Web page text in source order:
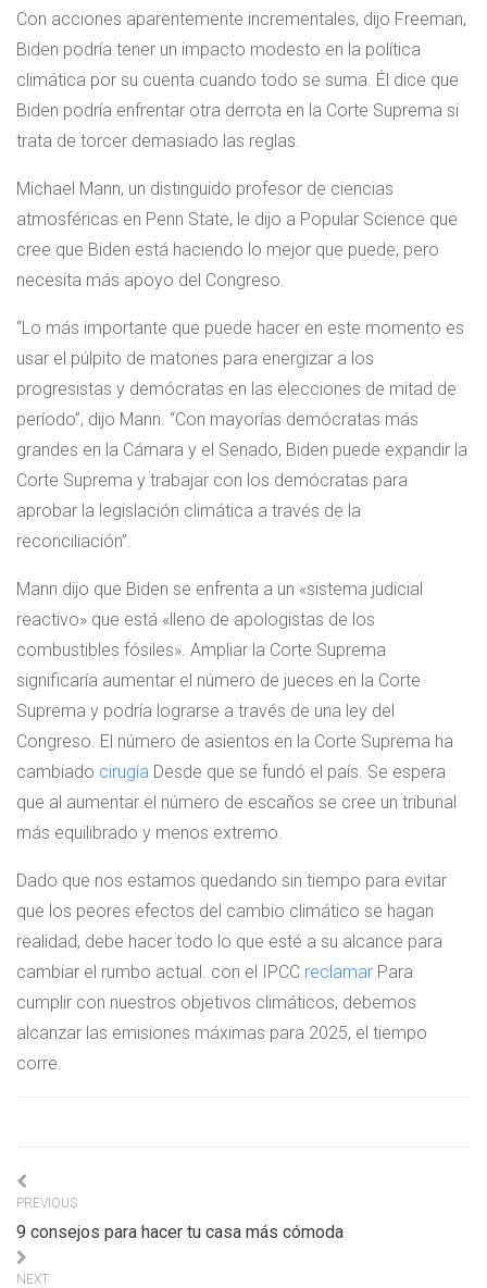
Con acciones aparentemente incrementales, dijo Freeman,
Biden podría tener un impacto modesto en la política
climática por su cuenta cuando todo se suma. Él dice que
Biden podría enfrentar otra derrota en la Corte Suprema si
trata de torcer demasiado las reglas.
Michael Mann, un distinguido profesor de ciencias
atmosféricas en Penn State, le dijo a Popular Science que
cree que Biden está haciendo lo mejor que puede, pero
necesita más apoyo del Congreso.
“Lo más importante que puede hacer en este momento es
usar el púlpito de matones para energizar a los
progresistas y demócratas en las elecciones de mitad de
período”, dijo Mann. “Con mayorías demócratas más
grandes en la Cámara y el Senado, Biden puede expandir la
Corte Suprema y trabajar con los demócratas para
aprobar la legislación climática a través de la
reconciliación”.
Mann dijo que Biden se enfrenta a un «sistema judicial
reactivo» que está «lleno de apologistas de los
combustibles fósiles». Ampliar la Corte Suprema
significaría aumentar el número de jueces en la Corte
Suprema y podría lograrse a través de una ley del
Congreso. El número de asientos en la Corte Suprema ha
cambiado cirugía Desde que se fundó el país. Se espera
que al aumentar el número de escaños se cree un tribunal
más equilibrado y menos extremo.
Dado que nos estamos quedando sin tiempo para evitar
que los peores efectos del cambio climático se hagan
realidad, debe hacer todo lo que esté a su alcance para
cambiar el rumbo actual. con el IPCC reclamar Para
cumplir con nuestros objetivos climáticos, debemos
alcanzar las emisiones máximas para 2025, el tiempo
corre.
Navigation
de
l’article
PREVIOUS
9 consejos para hacer tu casa más cómoda
NEXT